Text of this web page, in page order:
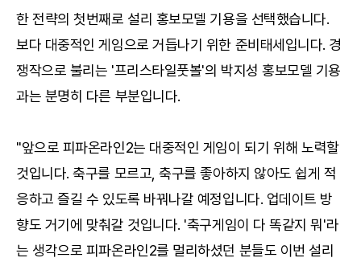
한 전략의 첫번째로 설리 홍보모델 기용을 선택했습니다.
보다 대중적인 게임으로 거듭나기 위한 준비태세입니다. 경
쟁작으로 불리는 '프리스타일풋볼'의 박지성 홍보모델 기용
과는 분명히 다른 부분입니다.
"앞으로 피파온라인2는 대중적인 게임이 되기 위해 노력할
것입니다. 축구를 모르고, 축구를 좋아하지 않아도 쉽게 적
응하고 즐길 수 있도록 바꿔나갈 예정입니다. 업데이트 방
향도 거기에 맞춰갈 것입니다. '축구게임이 다 똑같지 뭐'라
는 생각으로 피파온라인2를 멀리하셨던 분들도 이번 설리